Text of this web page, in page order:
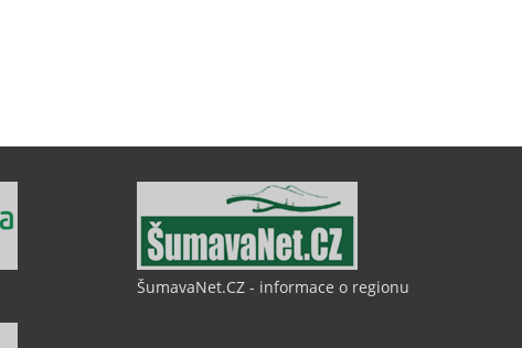
ŠumavaNet.CZ - informace o regionu